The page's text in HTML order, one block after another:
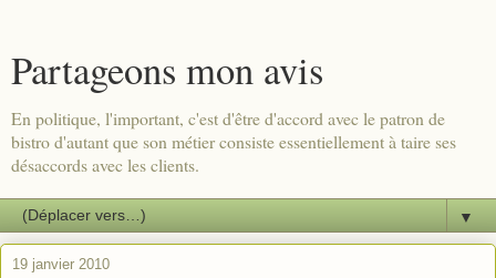
Partageons mon avis
En politique, l'important, c'est d'être d'accord avec le patron de
bistro d'autant que son métier consiste essentiellement à taire ses
désaccords avec les clients.
▼
19 janvier 2010